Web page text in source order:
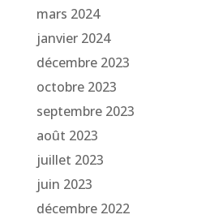
mars 2024
janvier 2024
décembre 2023
octobre 2023
septembre 2023
août 2023
juillet 2023
juin 2023
décembre 2022